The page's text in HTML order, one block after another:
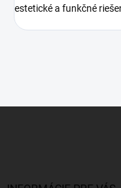
estetické a funkčné